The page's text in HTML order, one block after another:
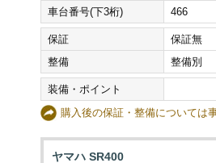
車台番号(下3桁)
466
保証
保証無
整備
整備別
装備・ポイント
購入後の保証・整備については
ヤマハ SR400